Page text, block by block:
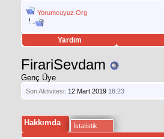
Yorumcuyuz.Org
Yardım
hilesiFirariSevdam
Genç Üye
Son Aktivitesi: 12.Mart.2019 18:23
Hakkımda İstatistik